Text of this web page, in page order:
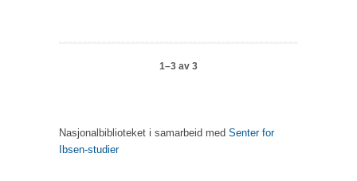
1–3 av 3
Nasjonalbiblioteket i samarbeid med Senter for
Ibsen-studier